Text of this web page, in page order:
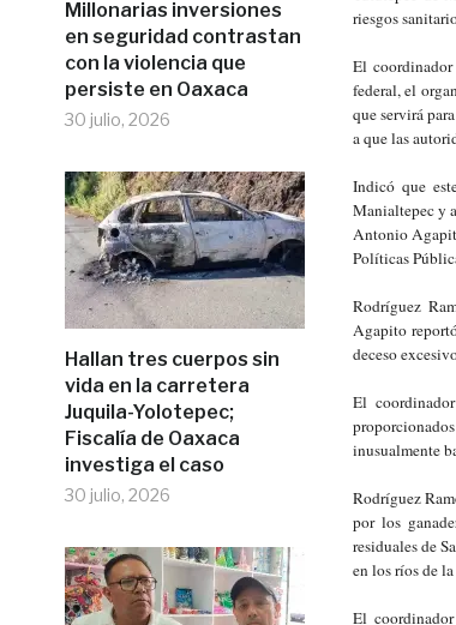
Millonarias inversiones
en seguridad contrastan
con la violencia que
persiste en Oaxaca
30 julio, 2026
Hallan tres cuerpos sin
vida en la carretera
Juquila-Yolotepec;
Fiscalía de Oaxaca
investiga el caso
30 julio, 2026
riesgos
El
federal, el
que servirá
a que las
Indicó que
Manialtepec y
Antonio
Políticas
Rodríguez
Agapito
deceso
El
inusualmente
Rodríguez
por los
residuales de
en los ríos de
El